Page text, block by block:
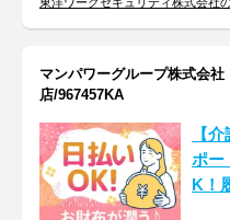
マンパワーグループ株式会
店/967457KA
【
ポー
K！